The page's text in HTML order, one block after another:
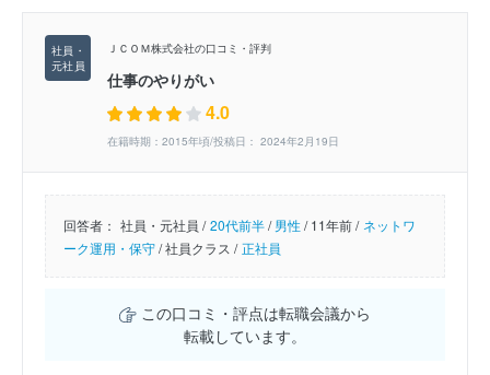
ＪＣＯＭ株式会社の口コミ・評判
仕事のやりがい
4.0
在籍時期：2015年頃/投稿日： 2024年2月19日
回答者： 社員・元社員 / 20代前半/男性/11年前 / ネットワ
ーク運用・保守/社員クラス / 正社員
この口コミ・評点は転職会議から
転載しています。